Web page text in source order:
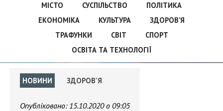
МІСТО СУСПІЛЬСТВО
ПОЛІТИКА
ЕКОНОМІКА
КУЛЬТУРА
ЗДОРОВ’Я
ТРАФУНКИ
СВІТ
СПОРТ
ОСВІТА ТА ТЕХНОЛОГІЇ
НОВИНИ ЗДОРОВ'Я
Опубліковано: 15.10.2020 о 09:05